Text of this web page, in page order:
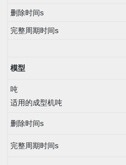
删除时间s
完整周期时间s
模型
吨
适用的成型机吨
删除时间s
完整周期时间s